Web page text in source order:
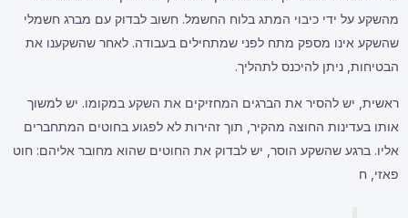
מהשקע על ידי כיבוי המתג בלוח החשמל. חשוב לבדוק עם מברג חשמלי
שהשקע אינו מספק מתח לפני שמתחילים בעבודה. לאחר שהשקענו את
הבטיחות, ניתן להיכנס לתהליך.
ראשית, יש להסיר את הברגים המחזיקים את השקע במקומו. יש למשוך
אותו בעדינות החוצה מהקיר, תוך זהירות לא לפגוע בחוטים המתחברים
אליו. ברגע שהשקע הוסר, יש לבדוק את החוטים שהוא מחובר אליהם: חוט
פאזי, ח